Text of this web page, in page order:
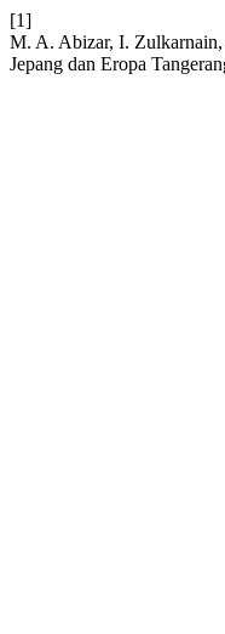
[1]
M. A. Abizar, I. Zulkarnain,
Jepang dan Eropa